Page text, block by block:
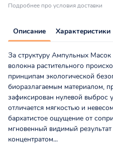
Подробнее про условия доставки
Описание Характеристики
За структуру Ампульных
волокна растительного
принципам экологической
биоразлагаемым материалом,
зафиксирован нулевой выброс
отличается мягкостью и
бархатистое ощущение от
мгновенный видимый
концентратом...